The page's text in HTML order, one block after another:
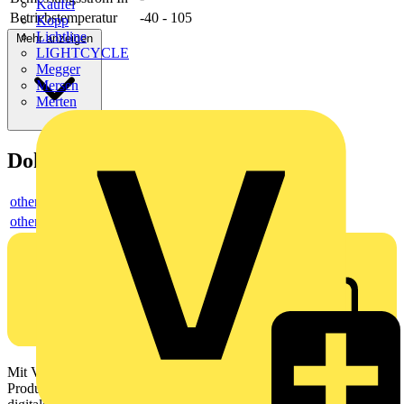
Kaufel
Kopp
Lichtline
LIGHTCYCLE
Megger
Mersen
Merten
Betriebstemperatur
-40 - 105
Mehr anzeigen
Dokumente
others
others
Mit Voltimum erhalten Elektrofachkräfte Zugang zu Branchennews,
Produktinformationen, Schulungen und Tools – alles auf einer